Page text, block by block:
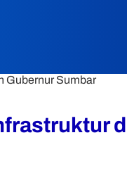
Gubernur Sumbar